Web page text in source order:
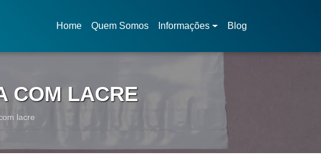
Home
(current)
Quem Somos Informações Blog
COM LACRE
lacre